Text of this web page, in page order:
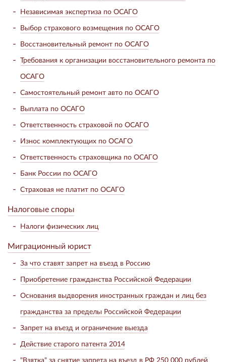
Независимая экспертиза по ОСАГО
Выбор страхового возмещения по ОСАГО
Восстановительный ремонт по ОСАГО
Требования к организации восстановительного ремонта по
ОСАГО
Самостоятельный ремонт авто по ОСАГО
Выплата по ОСАГО
Ответственность страховой по ОСАГО
Износ комплектующих по ОСАГО
Ответственность страховщика по ОСАГО
Банк России по ОСАГО
Страховая не платит по ОСАГО
Налоговые споры
Налоги физических лиц
Миграционный юрист
За что ставят запрет на въезд в Россию
Приобретение гражданства Российской Федерации
Основания выдворения иностранных граждан и лиц без
гражданства за пределы Российской Федерации
Запрет на въезд и ограничение выезда
Действие старого патента 2014
"Взятка" за снятие запрета на въезд в РФ 250 000 рублей